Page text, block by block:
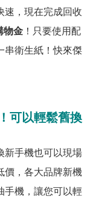
速，現在完成回收
物金 ！只要使用配
串衛生紙！快來傑
可以輕鬆舊換
新手機也可以現場
價，各大品牌新機
手機，讓您可以輕